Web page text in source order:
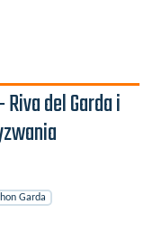
del Garda i
Garda